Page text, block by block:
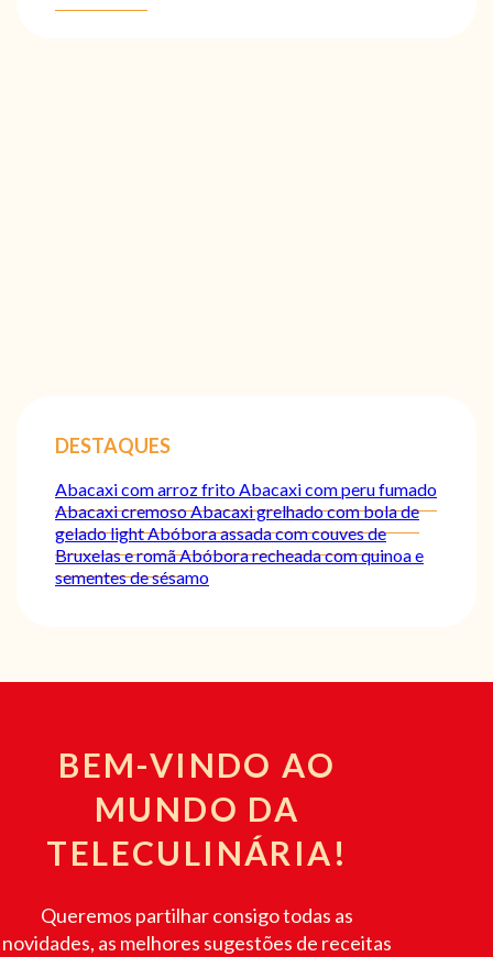
DESTAQUES
Abacaxi com arroz fritoAbacaxi com peru fumado
Abacaxi cremosoAbacaxi grelhado com bola de
gelado lightAbóbora assada com couves de
Bruxelas e romãAbóbora recheada com quinoa e
sementes de sésamo
BEM-VINDO AO
MUNDO DA
TELECULINÁRIA!
Queremos partilhar consigo todas as
novidades, as melhores sugestões de receitas